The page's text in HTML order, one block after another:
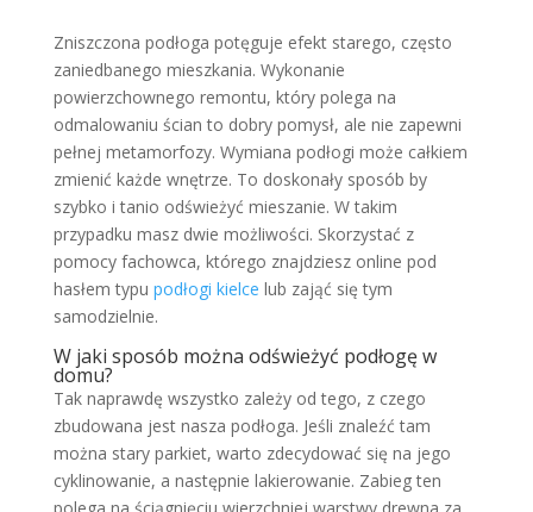
Zniszczona podłoga potęguje efekt starego, często
zaniedbanego mieszkania. Wykonanie
powierzchownego remontu, który polega na
odmalowaniu ścian to dobry pomysł, ale nie zapewni
pełnej metamorfozy. Wymiana podłogi może całkiem
zmienić każde wnętrze. To doskonały sposób by
szybko i tanio odświeżyć mieszanie. W takim
przypadku masz dwie możliwości. Skorzystać z
pomocy fachowca, którego znajdziesz online pod
hasłem typu podłogi kielce lub zająć się tym
samodzielnie.
W jaki sposób można odświeżyć podłogę w
domu?
Tak naprawdę wszystko zależy od tego, z czego
zbudowana jest nasza podłoga. Jeśli znaleźć tam
można stary parkiet, warto zdecydować się na jego
cyklinowanie, a następnie lakierowanie. Zabieg ten